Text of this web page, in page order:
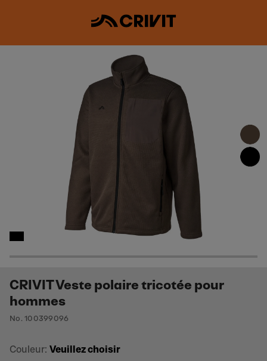
CRIVIT Veste polaire tricotée pour
hommes
No. 100399096
Couleur: Veuillez choisir